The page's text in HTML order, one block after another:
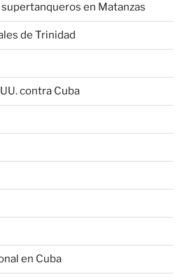
en Matanzas
de Trinidad
contra Cuba
en Cuba